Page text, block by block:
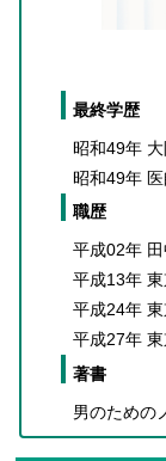
最終学歴
昭和49年
昭和49年
職歴
平成02年
平成13年
平成24年
平成27年
著書
男のための